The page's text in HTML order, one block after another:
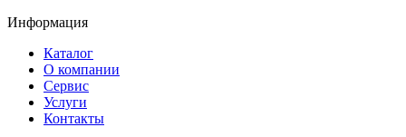
Информация
Каталог
О компании
Сервис
Услуги
Контакты